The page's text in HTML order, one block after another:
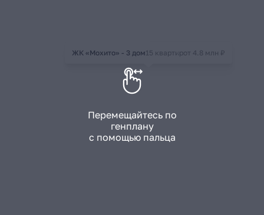
ЖК «Мохито» - 3 дом15 квартирот 4.8 млн ₽
Перемещайтесь по
генплану
с помощью пальца